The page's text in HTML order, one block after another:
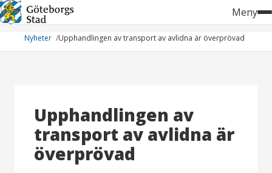
Hoppa
till
innehåll
Meny
Nyheter Upphandlingen av transport av avlidna är överprövad
Upphandlingen av
transport av avlidna är
överprövad